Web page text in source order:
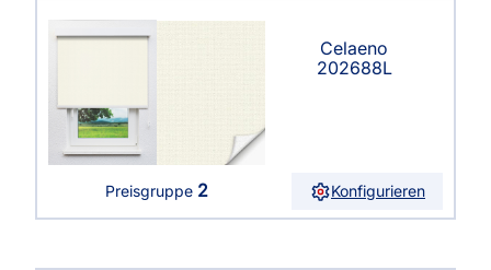
Celaeno
202688L
Preisgruppe 2 Konfigurieren